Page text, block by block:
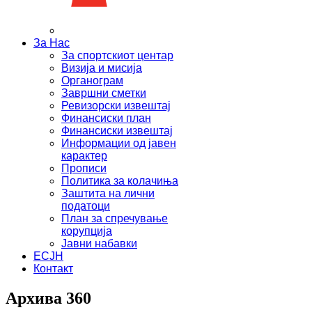
За Нас
За спортскиот центар
Визија и мисија
Органограм
Завршни сметки
Ревизорски извештај
Финансиски план
Финансиски извештај
Информации од јавен
карактер
Прописи
Политика за колачиња
Заштита на лични
податоци
План за спречување
корупција
Јавни набавки
ЕСЈН
Контакт
Архива 360